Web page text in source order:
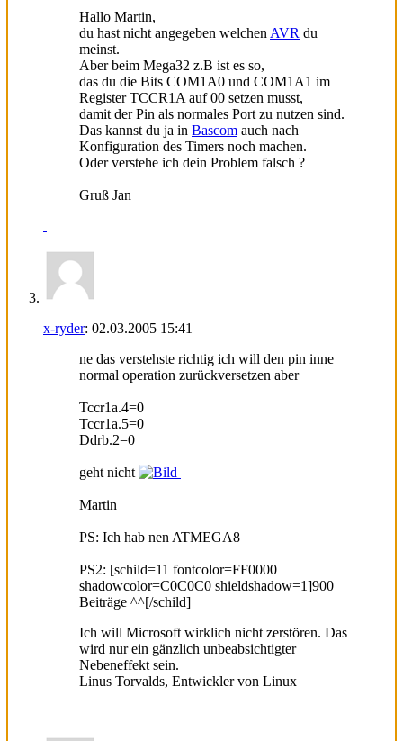
Hallo Martin,
du hast nicht angegeben welchen AVR du
meinst.
Aber beim Mega32 z.B ist es so,
das du die Bits COM1A0 und COM1A1 im
Register TCCR1A auf 00 setzen musst,
damit der Pin als normales Port zu nutzen sind.
Das kannst du ja in Bascom auch nach
Konfiguration des Timers noch machen.
Oder verstehe ich dein Problem falsch ?
Gruß Jan
x-ryder: 02.03.2005 15:41
ne das verstehste richtig ich will den pin inne
normal operation zurückversetzen aber
Tccr1a.4=0
Tccr1a.5=0
Ddrb.2=0
geht nicht
Martin
PS: Ich hab nen ATMEGA8
PS2: [schild=11 fontcolor=FF0000
shadowcolor=C0C0C0 shieldshadow=1]900
Beiträge ^^[/schild]
Ich will Microsoft wirklich nicht zerstören. Das
wird nur ein gänzlich unbeabsichtigter
Nebeneffekt sein.
Linus Torvalds, Entwickler von Linux